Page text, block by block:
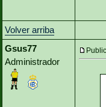
Volver arriba
Gsus77
Administrador